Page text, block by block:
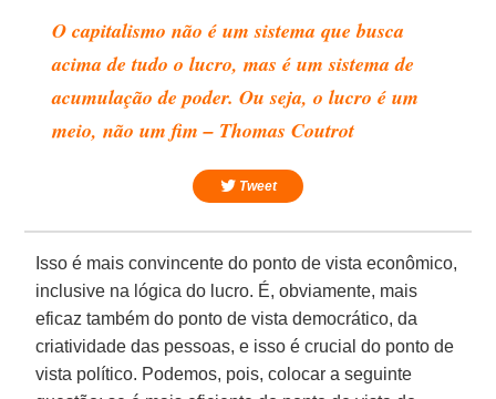
O capitalismo não é um sistema que busca
acima de tudo o lucro, mas é um sistema de
acumulação de poder. Ou seja, o lucro é um
meio, não um fim – Thomas Coutrot
Tweet
Isso é mais convincente do ponto de vista econômico,
inclusive na lógica do lucro. É, obviamente, mais
eficaz também do ponto de vista democrático, da
criatividade das pessoas, e isso é crucial do ponto de
vista político. Podemos, pois, colocar a seguinte